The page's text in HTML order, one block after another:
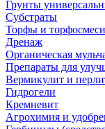
Грунты
Субстраты
Торфы и торфосмеси
Дренаж
Органическая
Препараты для
Вермикулит и
Гидрогели
Кремневит
Агрохимия и